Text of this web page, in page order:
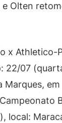
Olten
x Athletico-
22/07
local: